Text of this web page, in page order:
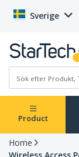
Sverige
Product
Home